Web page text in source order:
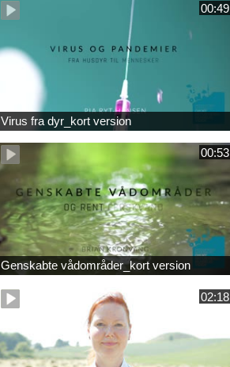
00:49
Virus fra dyr_kort version
00:53
Genskabte vådområder_kort version
02:18